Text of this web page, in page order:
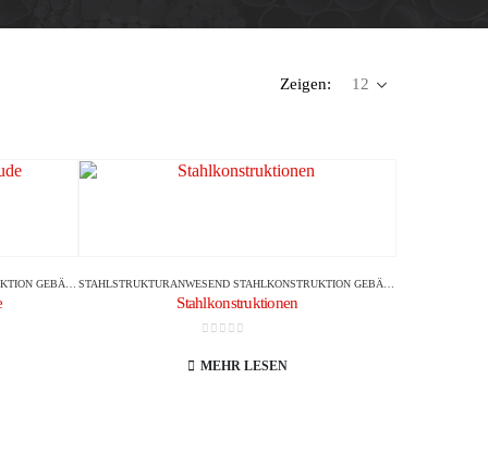
Zeigen:
GEBÄUDE STAHLSTRUKTURANWESEND STAHLKONSTRUKTION GEBÄUDE
Stahlkonstruktionen
MEHR LESEN